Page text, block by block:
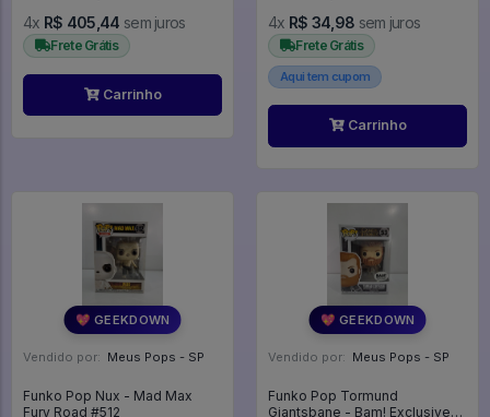
4x R$ 405,44 sem juros
Frete Grátis
Carrinho
4x R$ 34,98 sem juros
Frete Grátis
Aqui tem cupom
Carrinho
💖 GEEKDOWN
Vendido por: Meus Pops - SP
Funko Pop Nux - Mad Max
Fury Road #512
💖 GEEKDOWN
Vendido por: Meus Pops - SP
Funko Pop Tormund
Giantsbane - Bam! Exclusive